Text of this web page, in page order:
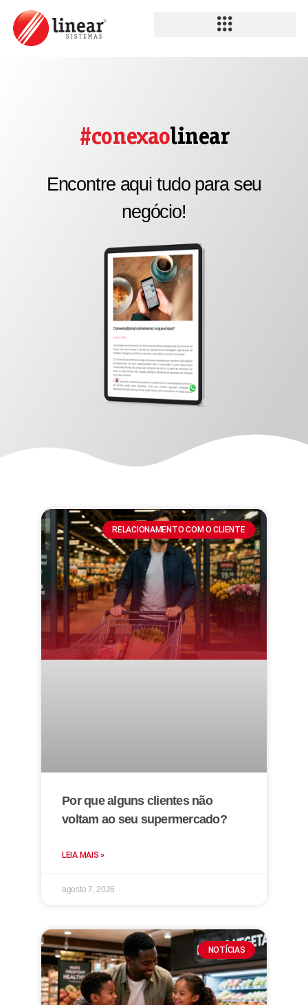
#conexaolinear
Encontre aqui tudo para seu
negócio!
RELACIONAMENTO COM O CLIENTE
Por que alguns clientes não
voltam ao seu supermercado?
LEIA MAIS »
agosto 7, 2026
NOTÍCIAS